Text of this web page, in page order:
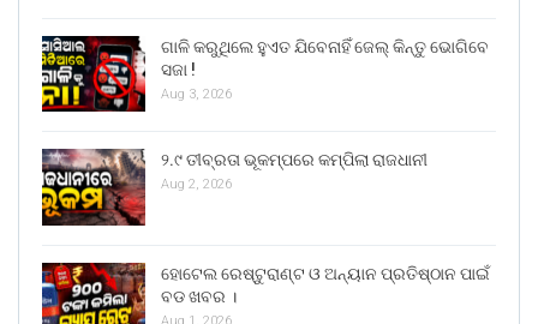
ଗାଳି କରୁଥିଲେ ହୁଏତ ଯିବେନାହିଁ ଜେଲ୍ କିନ୍ତୁ ଭୋଗିବେ
ସଜା !
Aug 3, 2026
୨.୯ ତୀବ୍ରତା ଭୂକମ୍ପରେ କମ୍ପିଲା ରାଜଧାନୀ
Aug 2, 2026
ହୋଟେଲ ରେଷ୍ଟୁରାଣ୍ଟ ଓ ଅନ୍ୟାନ ପ୍ରତିଷ୍ଠାନ ପାଇଁ
ବଡ ଖବର ।